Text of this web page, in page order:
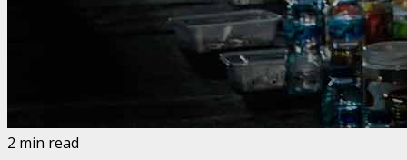
2 min read